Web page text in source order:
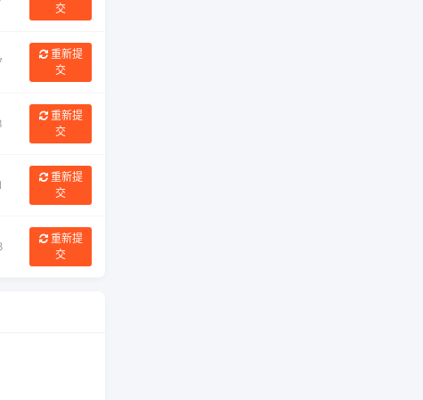
交
重新提
交
重新提
交
重新提
交
重新提
交